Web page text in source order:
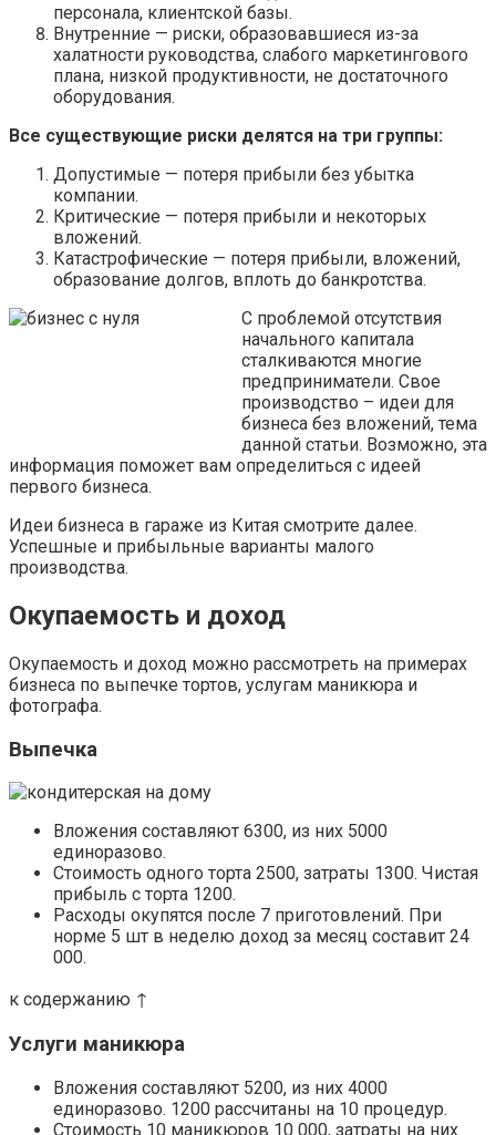
персонала, клиентской базы.
Внутренние — риски, образовавшиеся из-за
халатности руководства, слабого маркетингового
плана, низкой продуктивности, не достаточного
оборудования.
Все существующие риски делятся на три группы:
Допустимые — потеря прибыли без убытка
компании.
Критические — потеря прибыли и некоторых
вложений.
Катастрофические — потеря прибыли, вложений,
образование долгов, вплоть до банкротства.
С проблемой отсутствия
начального капитала
сталкиваются многие
предприниматели. Свое
производство – идеи для
бизнеса без вложений, тема
данной статьи. Возможно, эта
информация поможет вам определиться с идеей
первого бизнеса.
Идеи бизнеса в гараже из Китая смотрите далее.
Успешные и прибыльные варианты малого
производства.
Окупаемость и доход
Окупаемость и доход можно рассмотреть на примерах
бизнеса по выпечке тортов, услугам маникюра и
фотографа.
Выпечка
Вложения составляют 6300, из них 5000
единоразово.
Стоимость одного торта 2500, затраты 1300. Чистая
прибыль с торта 1200.
Расходы окупятся после 7 приготовлений. При
норме 5 шт в неделю доход за месяц составит 24
000.
к содержанию ↑
Услуги маникюра
Вложения составляют 5200, из них 4000
единоразово. 1200 рассчитаны на 10 процедур.
Стоимость 10 маникюров 10 000, затраты на них